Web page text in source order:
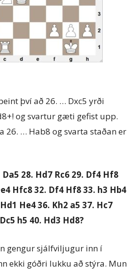
því að 26. … Dxc5 yrði
og svartur gæti gefist upp.
26. … Hab8 og svarta staðan er
Da5 28. Hd7 Rc6 29. Df4 Hf8
Hfc8 32. Df4 Hf8 33. h3 Hb4
He4 36. Kh2 a5 37. Hc7
h5 40. Hd3 Hd8?
gengur sjálfviljugur inn í
ekki góðri lukku að stýra. Mun